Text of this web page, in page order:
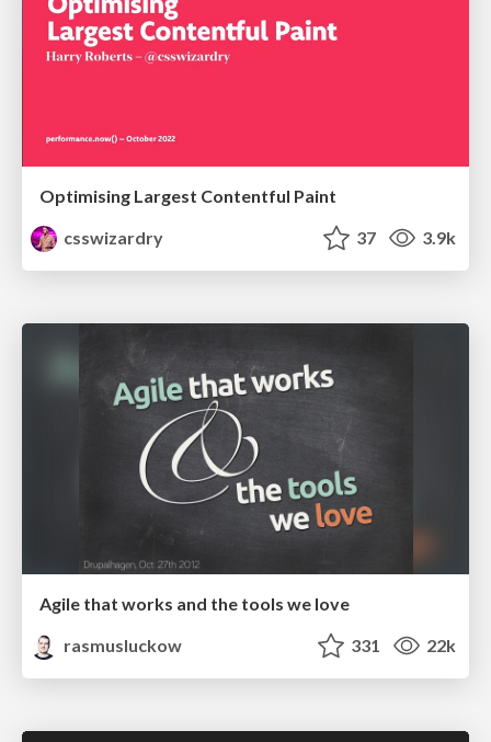
Optimising Largest Contentful Paint
csswizardry
37 3.9k
Agile that works and the tools we love
rasmusluckow
331 22k